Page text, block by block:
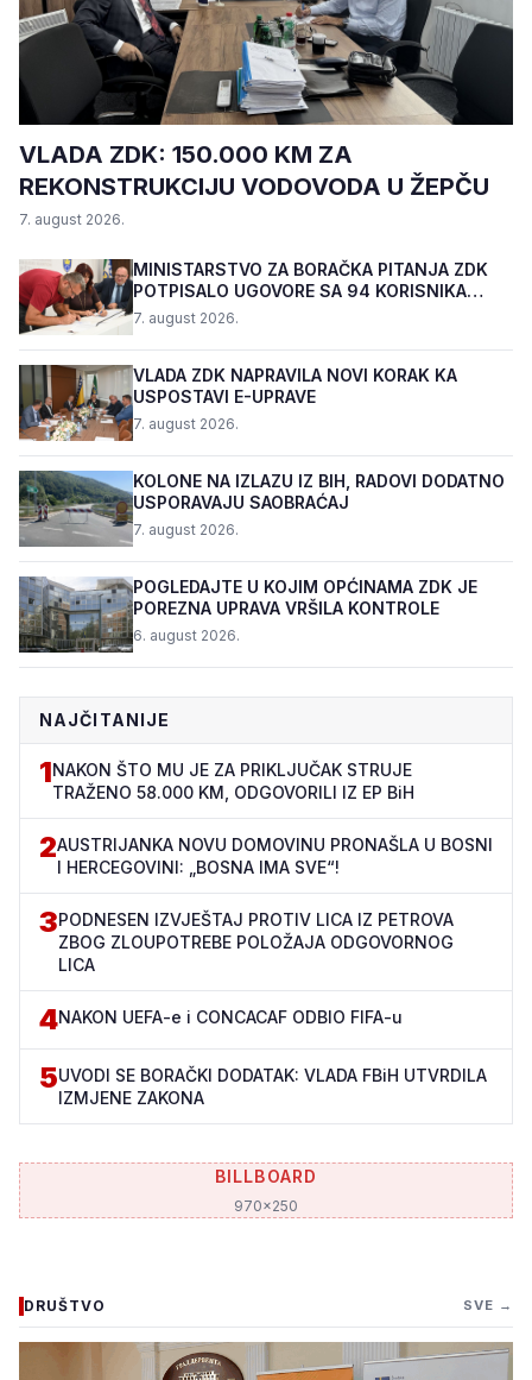
VLADA ZDK: 150.000 KM ZA
REKONSTRUKCIJU VODOVODA U ŽEPČU
7. august 2026.
MINISTARSTVO ZA BORAČKA PITANJA ZDK
POTPISALO UGOVORE SA 94 KORISNIKA
PROGRAMA "BIZNIS PL...
7. august 2026.
VLADA ZDK NAPRAVILA NOVI KORAK KA
USPOSTAVI E-UPRAVE
7. august 2026.
KOLONE NA IZLAZU IZ BIH, RADOVI DODATNO
USPORAVAJU SAOBRAĆAJ
7. august 2026.
POGLEDAJTE U KOJIM OPĆINAMA ZDK JE
POREZNA UPRAVA VRŠILA KONTROLE
6. august 2026.
NAJČITANIJE
1NAKON ŠTO MU JE ZA PRIKLJUČAK STRUJE
TRAŽENO 58.000 KM, ODGOVORILI IZ EP BiH
2AUSTRIJANKA NOVU DOMOVINU PRONAŠLA U BOSNI
I HERCEGOVINI: „BOSNA IMA SVE“!
3PODNESEN IZVJEŠTAJ PROTIV LICA IZ PETROVA
ZBOG ZLOUPOTREBE POLOŽAJA ODGOVORNOG
LICA
4NAKON UEFA-e i CONCACAF ODBIO FIFA-u
5UVODI SE BORAČKI DODATAK: VLADA FBiH UTVRDILA
IZMJENE ZAKONA
BILLBOARD
970x250
DRUŠTVO SVE →